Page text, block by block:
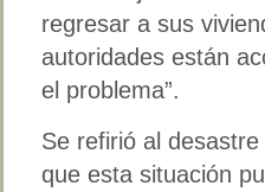
regresar a sus
autoridades están
el problema”.
Se refirió al
que esta situación